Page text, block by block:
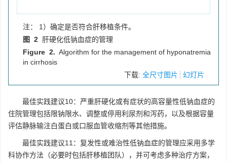
注： 1）确定是否符合肝移植条件。
图 2 肝硬化低钠血症的管理
Figure 2. Algorithm for the management of hyponatremia
in cirrhosis
下载: 全尺寸图片 幻灯片
最佳实践建议10：严重肝硬化或有症状的高容量性低钠血症的
住院管理包括限钠限水、调整或停用利尿剂和泻药，以及根据容量
评估静脉输注白蛋白或口服血管收缩剂等其他措施。
最佳实践建议11：复发性或难治性低钠血症的管理应采用多学
科协作方法（必要时包括肝移植团队），并可考虑多种治疗方案，